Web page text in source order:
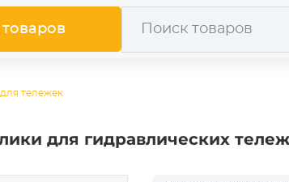
товаров
тележек
для гидравлических